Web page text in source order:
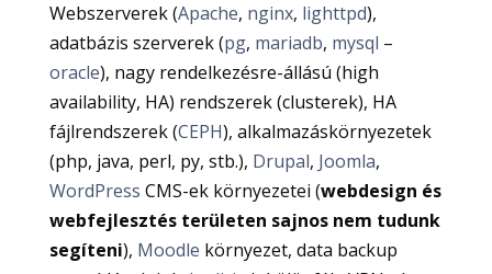
Webszerverek (Apache, nginx, lighttpd),
adatbázis szerverek (pg, mariadb, mysql –
oracle), nagy rendelkezésre-állású (high
availability, HA) rendszerek (clusterek), HA
fájlrendszerek (CEPH), alkalmazáskörnyezetek
(php, java, perl, py, stb.), Drupal, Joomla,
WordPress CMS-ek környezetei (webdesign és
webfejlesztés területen sajnos nem tudunk
segíteni), Moodle környezet, data backup